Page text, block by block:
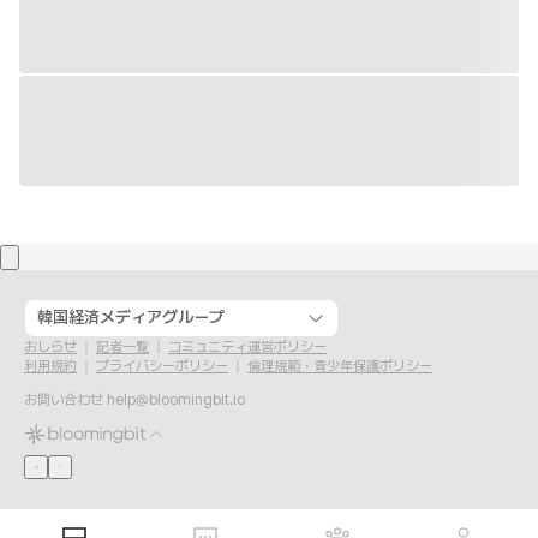
韓国経済メディアグループ
おしらせ 記者一覧
コミュニティ運営ポリシー
利用規約
プライバシーポリシー
倫理規範・青少年保護ポリシー
お問い合わせ help@bloomingbit.io